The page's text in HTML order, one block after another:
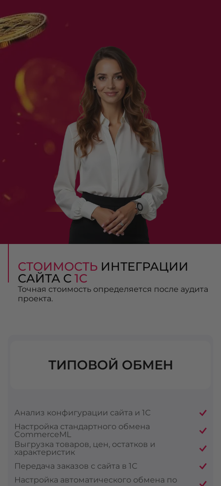
СТОИМОСТЬ ИНТЕГРАЦИИ
САЙТА С 1С
Точная стоимость определяется после аудита
проекта.
ТИПОВОЙ ОБМЕН
Анализ конфигурации сайта и 1С
Настройка стандартного обмена
CommerceML
Выгрузка товаров, цен, остатков и
характеристик
Передача заказов с сайта в 1С
Настройка автоматического обмена по